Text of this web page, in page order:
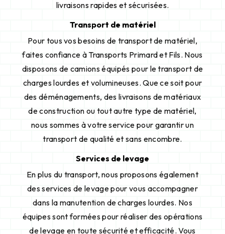
livraisons rapides et sécurisées.
Transport de matériel
Pour tous vos besoins de transport de matériel,
faites confiance à Transports Primard et Fils. Nous
disposons de camions équipés pour le transport de
charges lourdes et volumineuses. Que ce soit pour
des déménagements, des livraisons de matériaux
de construction ou tout autre type de matériel,
nous sommes à votre service pour garantir un
transport de qualité et sans encombre.
Services de levage
En plus du transport, nous proposons également
des services de levage pour vous accompagner
dans la manutention de charges lourdes. Nos
équipes sont formées pour réaliser des opérations
de levage en toute sécurité et efficacité. Vous